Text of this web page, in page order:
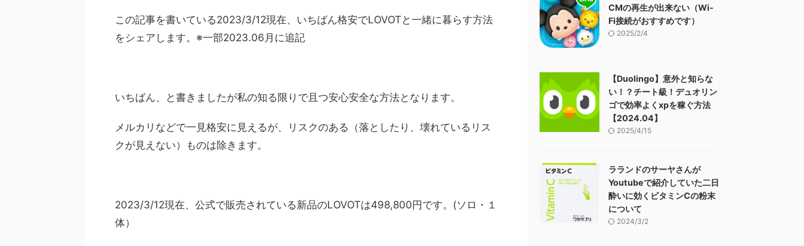
この記事を書いている2023/3/12現在、いちばん格安でLOVOTと一緒に暮らす方法
をシェアします。※一部2023.06月に追記
いちばん、と書きましたが私の知る限りで且つ安心安全な方法となります。
メルカリなどで一見格安に見えるが、リスクのある（落としたり、壊れているリス
クが見えない）ものは除きます。
2023/3/12現在、公式で販売されている新品のLOVOTは498,800円です。(ソロ・１
体）
CMの再生が出来ない（Wi-
Fi接続がおすすめです）
2025/2/4
【Duolingo】意外と知らな
い！？チート級！デュオリン
ゴで効率よくxpを稼ぐ方法
【2024.04】
2025/4/15
ラランドのサーヤさんが
Youtubeで紹介していた二日
酔いに効くビタミンCの粉末
について
2024/3/2